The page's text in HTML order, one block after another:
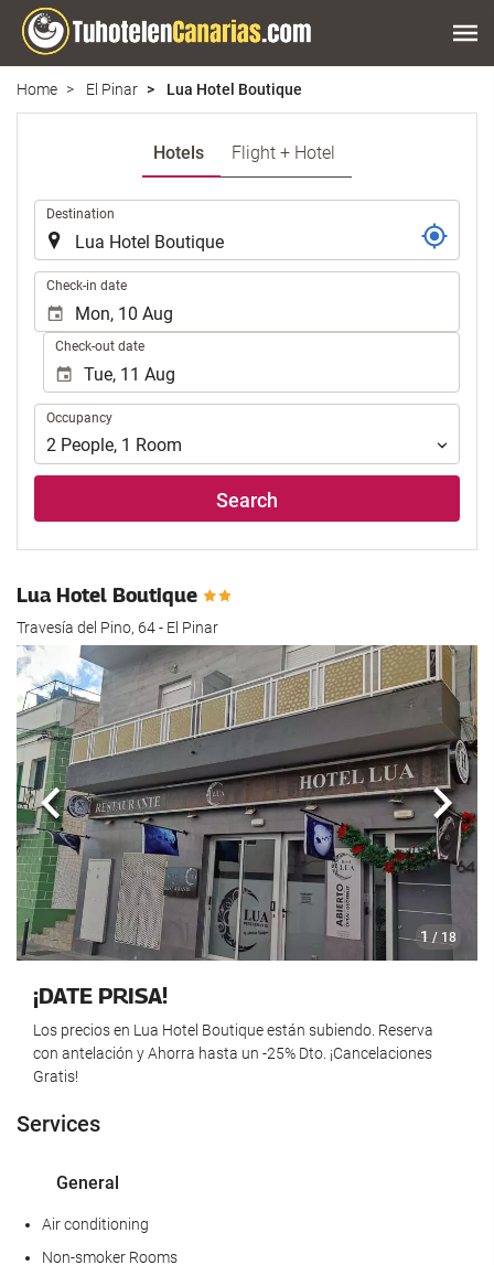
Home El Pinar Lua Hotel Boutique
Hotels Flight + Hotel
Destination
Check-in date
Check-out date
Occupancy
Occupancy
2 People, 1 Room
Search
Lua Hotel Boutique
Travesí­a del Pino, 64 - El Pinar
1 / 18
Previous Next
¡DATE PRISA!
Los precios en Lua Hotel Boutique están subiendo. Reserva
con antelación y Ahorra hasta un -25% Dto. ¡Cancelaciones
Gratis!
Services
General
Air conditioning
Non-smoker Rooms